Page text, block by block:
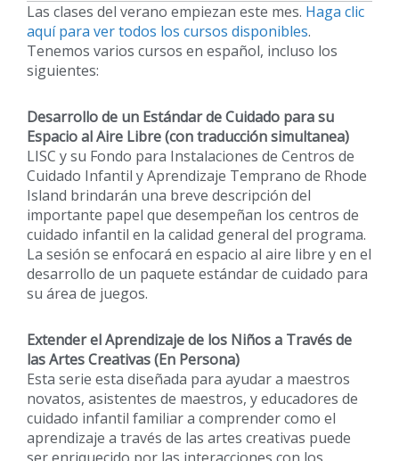
Las clases del verano empiezan este mes. Haga clic
aquí para ver todos los cursos disponibles.
Tenemos varios cursos en español, incluso los
siguientes:
Desarrollo de un Estándar de Cuidado para su
Espacio al Aire Libre (con traducción simultanea)
LISC y su Fondo para Instalaciones de Centros de
Cuidado Infantil y Aprendizaje Temprano de Rhode
Island brindarán una breve descripción del
importante papel que desempeñan los centros de
cuidado infantil en la calidad general del programa.
La sesión se enfocará en espacio al aire libre y en el
desarrollo de un paquete estándar de cuidado para
su área de juegos.
Extender el Aprendizaje de los Niños a Través de
las Artes Creativas (En Persona)
Esta serie esta diseñada para ayudar a maestros
novatos, asistentes de maestros, y educadores de
cuidado infantil familiar a comprender como el
aprendizaje a través de las artes creativas puede
ser enriquecido por las interacciones con los